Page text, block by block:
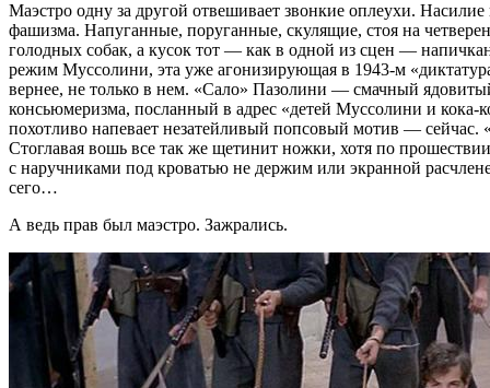
Маэстро одну за другой отвешивает звонкие оплеухи.
фашизма. Напуганные, поруганные, скулящие, стоя на
голодных собак, а кусок тот — как в одной из сцен —
режим Муссолини, эта уже агонизирующая в 1943-м
вернее, не только в нем. «Сало» Пазолини — смачный
консьюмеризма, посланный в адрес «детей Муссолини и
похотливо напевает незатейливый попсовый мотив —
Стоглавая вошь все так же щетинит ножки, хотя по
с наручниками под кроватью не держим или экранной
сего…
А ведь прав был маэстро. Зажрались.